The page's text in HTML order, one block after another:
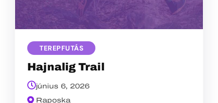
TEREPFUTÁS
Hajnalig Trail
június 6, 2026
Raposka